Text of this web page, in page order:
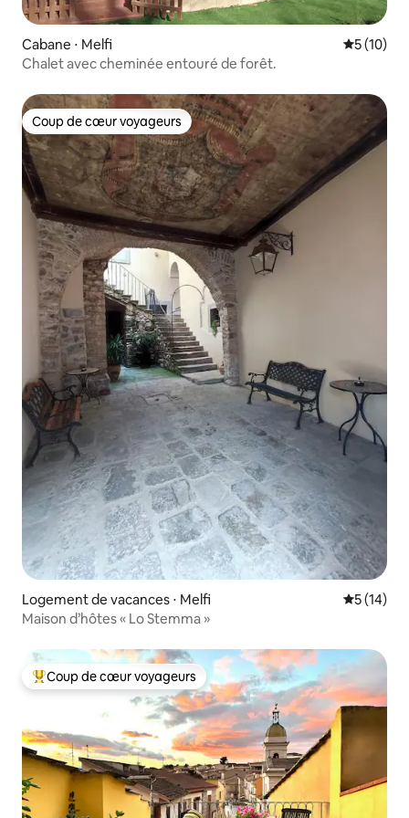
Cabane ⋅ Melfi
5 (10)
Chalet avec cheminée entouré de forêt.
Coup de cœur voyageurs
Coup de cœur voyageurs
Logement de vacances ⋅ Melfi
5 (14)
Maison d’hôtes « Lo Stemma »
Coups de cœur voyageurs les plus appréciés
Coup de cœur voyageurs